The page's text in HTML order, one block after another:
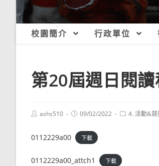
校園簡介 行政單位
第20屆週日閱
Postashs510
Post09/02/2022
Post4. 活動&競
0112229a00 下載
0112229a00_attch1 下載